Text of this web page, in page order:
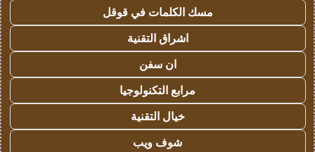
مسك الكلمات في قوقل
اشراق التقنية
ان سفن
مرابع التكنولوجيا
خيال التقنية
شوف ويب